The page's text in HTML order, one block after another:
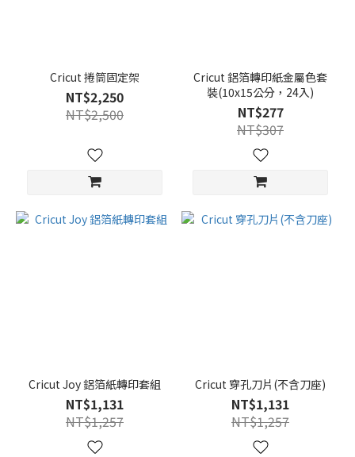
Cricut 捲筒固定架
NT$2,250
NT$2,500
Cricut 鋁箔轉印紙金屬色套
裝(10x15公分，24入)
NT$277
NT$307
Cricut Joy 鋁箔紙轉印套組
NT$1,131
NT$1,257
Cricut 穿孔刀片(不含刀座)
NT$1,131
NT$1,257